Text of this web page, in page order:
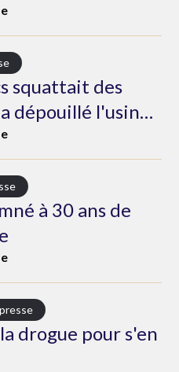
squattait des
dépouillé l'usine
à 30 ans de
drogue pour s'en